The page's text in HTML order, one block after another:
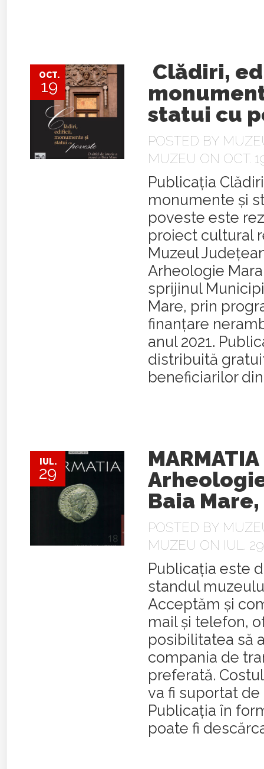
OCT.
19
Clădiri,
statui cu
POSTED BY
MUZEU ON OCT.
Publicația
monumente și
poveste este
proiect cultural
Muzeul
Arheologie
sprijinul
Mare, prin
finanțare
anul 2021.
distribuită
beneficiarilor
IUL.
29
MARMATIA
Baia Mare,
POSTED BY
MUZEU ON IUL.
Publicația este
standul
Acceptăm și
mail și telefon,
posibilitatea să
compania de
preferată.
va fi suportat de
Publicația în
poate fi